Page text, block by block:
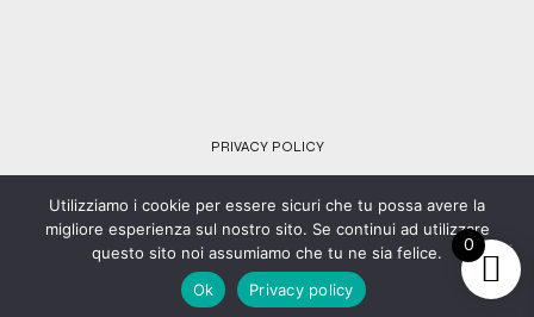
PRI­VA­CY POLI­CY
© Copyright 2024 - Tutti i diritti riservati - C.F. 92073430461 -
Web design:SMStudio. 0
Utilizziamo i cookie per essere sicuri che tu possa avere la
migliore esperienza sul nostro sito. Se continui ad utilizzare
questo sito noi assumiamo che tu ne sia felice.
Ok
Privacy policy